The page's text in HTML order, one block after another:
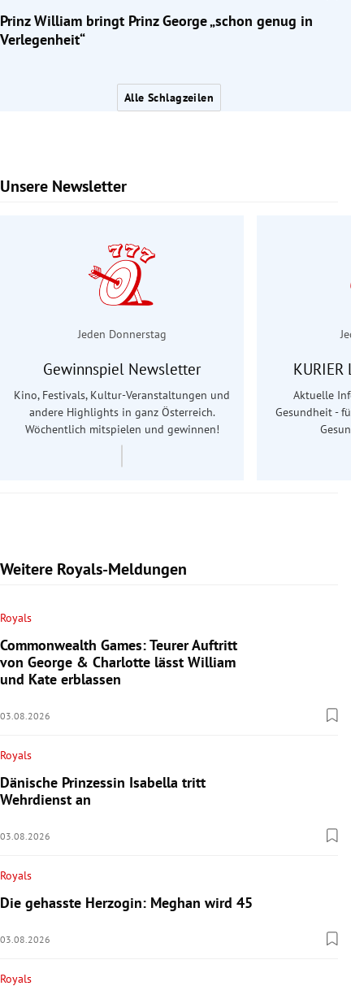
Prinz William bringt Prinz George „schon genug in
Verlegenheit“
Alle Schlagzeilen
Unsere Newsletter
Slide 1 von 6
Jeden Donnerstag
Gewinnspiel Newsletter
Kino, Festivals, Kultur-Veranstaltungen und
andere Highlights in ganz Österreich.
Wöchentlich mitspielen und gewinnen!
KURIER
Aktuelle
Gesundheit - für
Weitere Royals-Meldungen
Royals
Commonwealth Games: Teurer Auftritt
von George & Charlotte lässt William
und Kate erblassen
03.08.2026
Royals
Dänische Prinzessin Isabella tritt
Wehrdienst an
03.08.2026
Royals
Die gehasste Herzogin: Meghan wird 45
03.08.2026
Royals